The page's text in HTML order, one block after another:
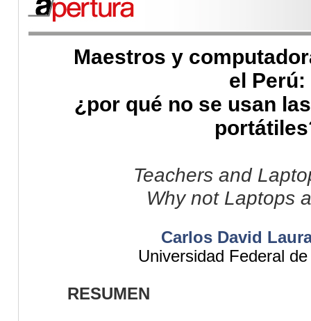
Maestros y
el Perú:
¿por qué no se usan
Teachers and
Why not Laptops
Carlos David
Universidad Federal
RESUMEN